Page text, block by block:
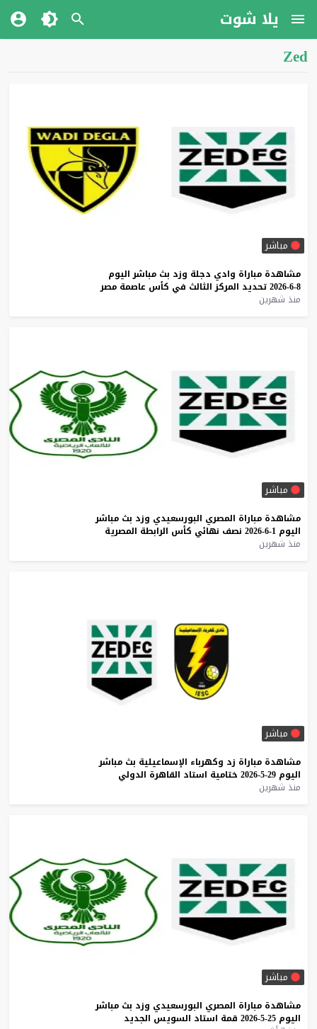
يلا شوت
Zed
مباشر
مشاهدة مباراة وادي دجلة وزد بث مباشر اليوم
8-6-2026
تحديد المركز الثالث في كأس عاصمة مصر
منذ شهرين
مباشر
مشاهدة مباراة المصري البورسعيدي وزد بث مباشر
اليوم 1-6-2026 نصف نهائي كأس الرابطة المصرية
منذ شهرين
مباشر
مشاهدة مباراة زد وكهرباء الإسماعيلية بث مباشر
اليوم 29-5-2026 ختامية استاد القاهرة الدولي
منذ شهرين
مباشر
مشاهدة مباراة المصري البورسعيدي وزد بث مباشر
اليوم 25-5-2026 قمة استاد السويس الجديد